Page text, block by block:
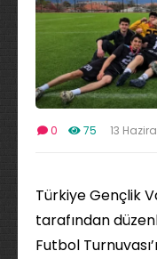
0 75 13
Türkiye Gençlik
tarafından
Futbol